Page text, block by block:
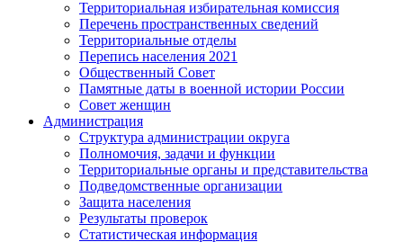
Территориальная избирательная комиссия
Перечень пространственных сведений
Территориальные отделы
Перепись населения 2021
Общественный Совет
Памятные даты в военной истории России
Совет женщин
Администрация
Структура администрации округа
Полномочия, задачи и функции
Территориальные органы и представительства
Подведомственные организации
Защита населения
Результаты проверок
Статистическая информация